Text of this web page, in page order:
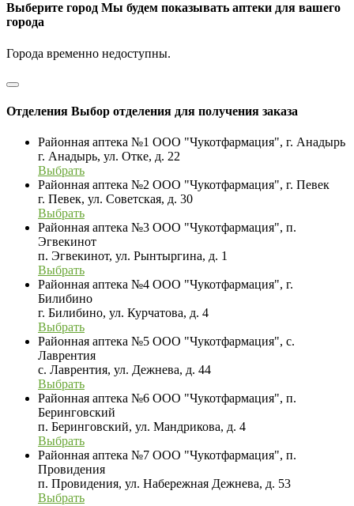
Выберите город Мы будем показывать аптеки для вашего
города
Города временно недоступны.
Отделения Выбор отделения для получения заказа
Районная аптека №1 ООО "Чукотфармация", г. Анадырь
г. Анадырь, ул. Отке, д. 22
Выбрать
Районная аптека №2 ООО "Чукотфармация", г. Певек
г. Певек, ул. Советская, д. 30
Выбрать
Районная аптека №3 ООО "Чукотфармация", п.
Эгвекинот
п. Эгвекинот, ул. Рынтыргина, д. 1
Выбрать
Районная аптека №4 ООО "Чукотфармация", г.
Билибино
г. Билибино, ул. Курчатова, д. 4
Выбрать
Районная аптека №5 ООО "Чукотфармация", с.
Лаврентия
с. Лаврентия, ул. Дежнева, д. 44
Выбрать
Районная аптека №6 ООО "Чукотфармация", п.
Беринговский
п. Беринговский, ул. Мандрикова, д. 4
Выбрать
Районная аптека №7 ООО "Чукотфармация", п.
Провидения
п. Провидения, ул. Набережная Дежнева, д. 53
Выбрать